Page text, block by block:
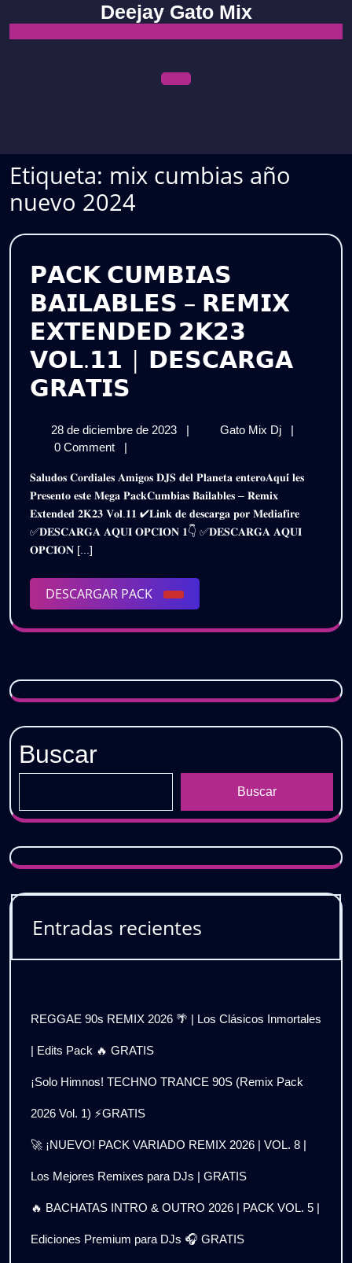
content
Deejay Gato Mix
Etiqueta: mix cumbias año
nuevo 2024
𝗣𝗔𝗖𝗞 𝗖𝗨𝗠𝗕𝗜𝗔𝗦
𝗕𝗔𝗜𝗟𝗔𝗕𝗟𝗘𝗦 – 𝗥𝗘𝗠𝗜𝗫
𝗘𝗫𝗧𝗘𝗡𝗗𝗘𝗗 𝟮𝗞𝟮𝟯
𝗩𝗢𝗟.𝟭𝟭 | 𝗗𝗘𝗦𝗖𝗔𝗥𝗚𝗔
𝗚𝗥𝗔𝗧𝗜𝗦
𝗕𝗔𝗜𝗟𝗔𝗕𝗟𝗘𝗦
–
𝗥𝗘𝗠𝗜𝗫
𝗘𝗫𝗧𝗘𝗡𝗗𝗘𝗗
𝗩𝗢𝗟.𝟭𝟭
|
𝗗𝗘𝗦𝗖𝗔𝗥𝗚𝗔
28 de diciembre de 2023
28
de
2023
| Gato Mix Dj
𝗣𝗔𝗖𝗞
–
𝟮𝗞𝟮𝟯
|
0 Comment
|
𝐒𝐚𝐥𝐮𝐝𝐨𝐬 𝐂𝐨𝐫𝐝𝐢𝐚𝐥𝐞𝐬 𝐀𝐦𝐢𝐠𝐨𝐬 𝐃𝐉𝐒 𝐝𝐞𝐥 𝐏𝐥𝐚𝐧𝐞𝐭𝐚 𝐞𝐧𝐭𝐞𝐫𝐨𝐀𝐪𝐮𝐢́ 𝐥𝐞𝐬
𝐏𝐫𝐞𝐬𝐞𝐧𝐭𝐨 𝐞𝐬𝐭𝐞 𝐌𝐞𝐠𝐚 𝐏𝐚𝐜𝐤𝐂𝐮𝐦𝐛𝐢𝐚𝐬 𝐁𝐚𝐢𝐥𝐚𝐛𝐥𝐞𝐬 – 𝐑𝐞𝐦𝐢𝐱
𝐄𝐱𝐭𝐞𝐧𝐝𝐞𝐝 𝟐𝐊𝟐𝟑 𝐕𝐨𝐥.𝟏𝟏 ✔𝐋𝐢𝐧𝐤 𝐝𝐞 𝐝𝐞𝐬𝐜𝐚𝐫𝐠𝐚 𝐩𝐨𝐫 𝐌𝐞𝐝𝐢𝐚𝐟𝐢𝐫𝐞
✅𝐃𝐄𝐒𝐂𝐀𝐑𝐆𝐀 𝐀𝐐𝐔𝐈 𝐎𝐏𝐂𝐈𝐎𝐍 𝟏👇 ✅𝐃𝐄𝐒𝐂𝐀𝐑𝐆𝐀 𝐀𝐐𝐔𝐈
𝐎𝐏𝐂𝐈𝐎𝐍 [...]
DESCARGAR PACK
DESCARGAR
PACK
Buscar
Buscar
Entradas recientes
REGGAE 90s REMIX 2026 🌴 | Los Clásicos Inmortales
| Edits Pack 🔥 GRATIS
¡Solo Himnos! TECHNO TRANCE 90S (Remix Pack
2026 Vol. 1) ⚡GRATIS
🚀 ¡NUEVO! PACK VARIADO REMIX 2026 | VOL. 8 |
Los Mejores Remixes para DJs | GRATIS
🔥 BACHATAS INTRO & OUTRO 2026 | PACK VOL. 5 |
Ediciones Premium para DJs 🎧 GRATIS